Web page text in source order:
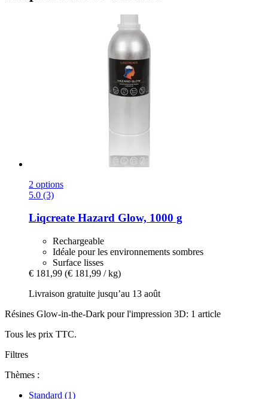
2 options
5.0 (3)
Liqcreate Hazard Glow, 1000 g
Rechargeable
Idéale pour les environnements sombres
Surface lisses
€ 181,99 (€ 181,99 / kg)
Livraison gratuite jusqu’au 13 août
Résines Glow-in-the-Dark pour l'impression 3D: 1 article
Tous les prix TTC.
Filtres
Thèmes :
Standard (1)